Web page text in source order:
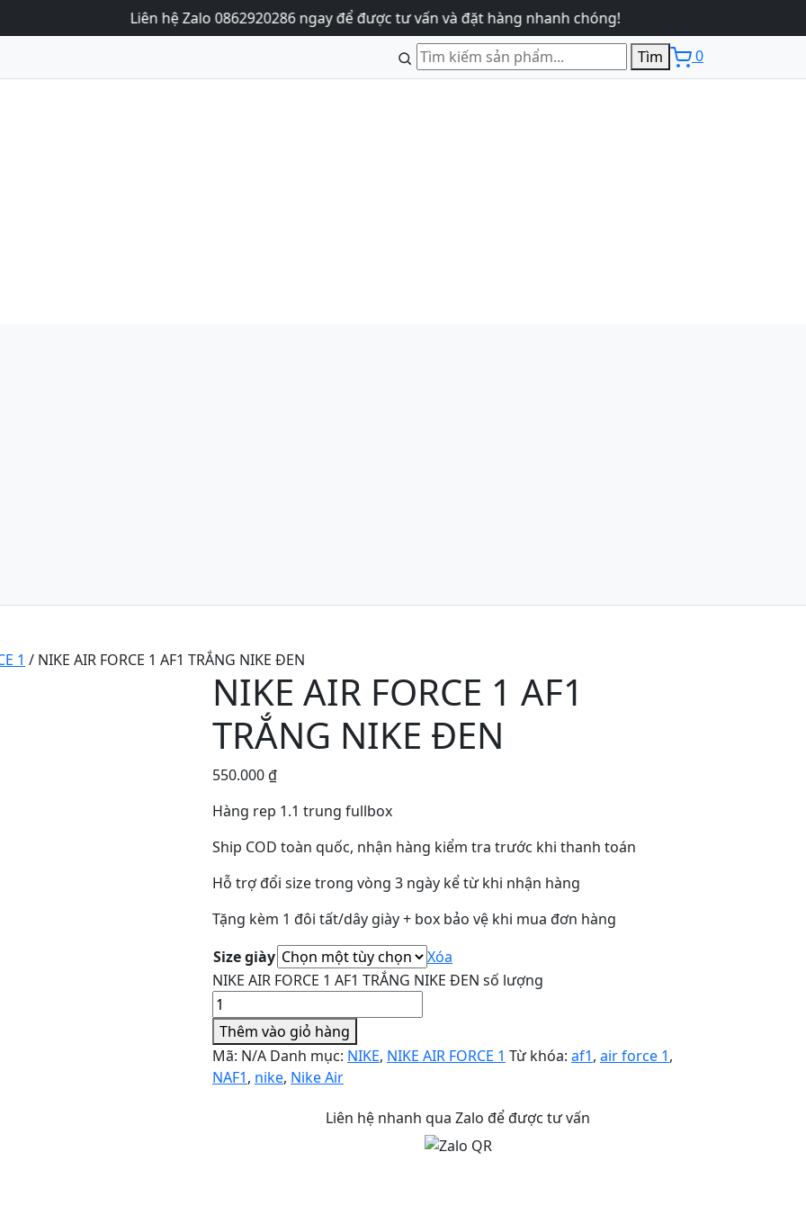
Liên hệ Zalo 0862920286 ngay để được tư vấn và đặt hàng nhanh chóng!
Tìm
0
1 / NIKE AIR FORCE 1 AF1 TRẮNG NIKE ĐEN
NIKE AIR FORCE 1 AF1
TRẮNG NIKE ĐEN
550.000₫
Hàng rep 1.1 trung fullbox
Ship COD toàn quốc, nhận hàng kiểm tra trước khi thanh toán
Hỗ trợ đổi size trong vòng 3 ngày kể từ khi nhận hàng
Tặng kèm 1 đôi tất/dây giày + box bảo vệ khi mua đơn hàng
Size giày
Xóa
NIKE AIR FORCE 1 AF1 TRẮNG NIKE ĐEN số lượng
Thêm vào giỏ hàng
Mã: N/A Danh mục: NIKE, NIKE AIR FORCE 1 Từ khóa: af1, air force 1,
NAF1, nike, Nike Air
Liên hệ nhanh qua Zalo để được tư vấn